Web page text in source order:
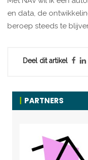
en data, de
beroep steeds te
Deel dit artikel
PARTNERS